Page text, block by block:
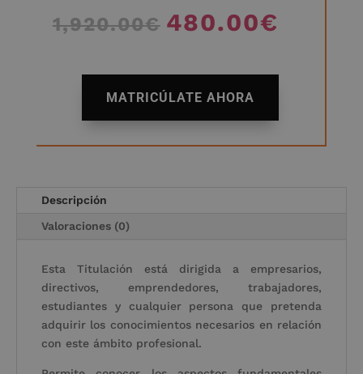
1,920.00€ El
precio
era:
1,920.00€.
480.00€
es:
MATRICÚLATE AHORA
e
:
Descripción
Valoraciones (0)
Esta Titulación está dirigida a empresarios,
directivos, emprendedores, trabajadores,
estudiantes y cualquier persona que pretenda
adquirir los conocimientos necesarios en relación
con este ámbito profesional.